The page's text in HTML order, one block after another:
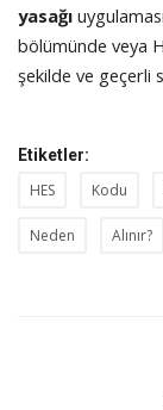
yasağı
bölümünde veya
şekilde ve geçerli
Etiketler:
HES Kodu
Neden Alınır?